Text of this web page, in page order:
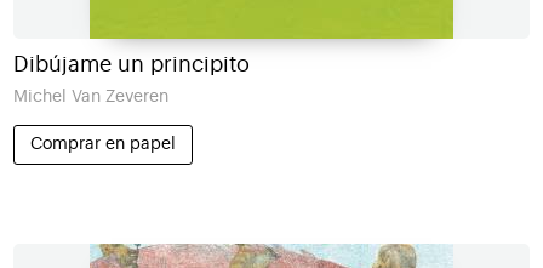
Dibújame un principito
Michel Van Zeveren
Comprar en papel